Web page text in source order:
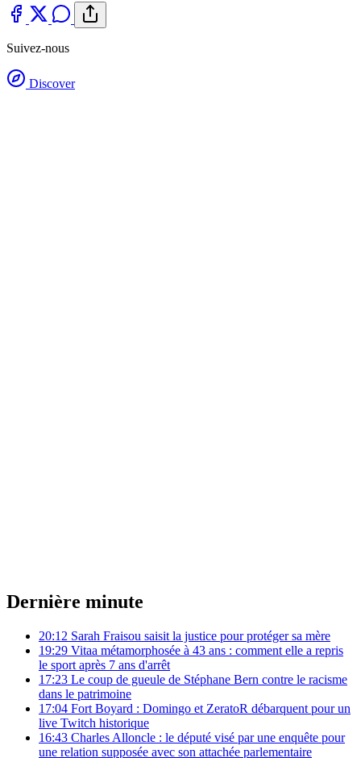
Suivez-nous
Discover
Dernière minute
20:12 Sarah Fraisou saisit la justice pour protéger sa mère
19:29 Vitaa métamorphosée à 43 ans : comment elle a repris
le sport après 7 ans d'arrêt
17:23 Le coup de gueule de Stéphane Bern contre le racisme
dans le patrimoine
17:04 Fort Boyard : Domingo et ZeratoR débarquent pour un
live Twitch historique
16:43 Charles Alloncle : le député visé par une enquête pour
une relation supposée avec son attachée parlementaire